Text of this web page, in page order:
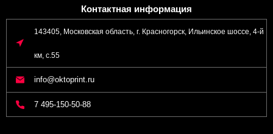
Контактная информация
143405, Московская область, г. Красногорск, Ильинское шоссе, 4-й
км, с.55
info@oktoprint.ru
7 495-150-50-88